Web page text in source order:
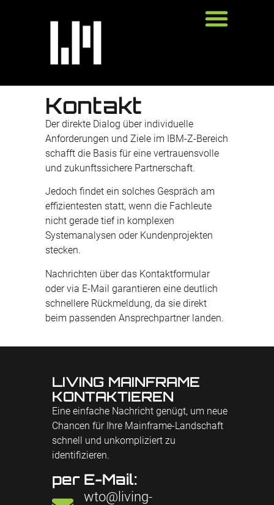
Kontakt
Der direkte Dialog über individuelle
Anforderungen und Ziele im IBM‑Z‑Bereich
schafft die Basis für eine vertrauensvolle
und zukunftssichere Partnerschaft.
Jedoch findet ein solches Gespräch am
effizientesten statt, wenn die Fachleute
nicht gerade tief in komplexen
Systemanalysen oder Kundenprojekten
stecken.
Nachrichten über das Kontaktformular
oder via E-Mail garantieren eine deutlich
schnellere Rückmeldung, da sie direkt
beim passenden Ansprechpartner landen.
LIVING MAINFRAME
KONTAKTIEREN
Eine einfache Nachricht genügt, um neue
Chancen für Ihre Mainframe-Landschaft
schnell und unkompliziert zu
identifizieren.
per E-Mail:
wto@living-